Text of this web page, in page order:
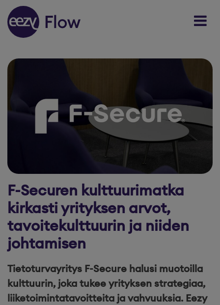
Skip to content
F-Securen kulttuurimatka
kirkasti yrityksen arvot,
tavoitekulttuurin ja niiden
johtamisen
Tietoturvayritys F-Secure halusi muotoilla
kulttuurin, joka tukee yrityksen strategiaa,
liiketoimintatavoitteita ja vahvuuksia. Eezy